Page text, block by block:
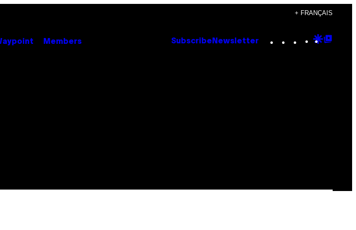
+ FRANÇAIS
Members Subscribe Newsletter Instagram
TikTok
YouTube
Google